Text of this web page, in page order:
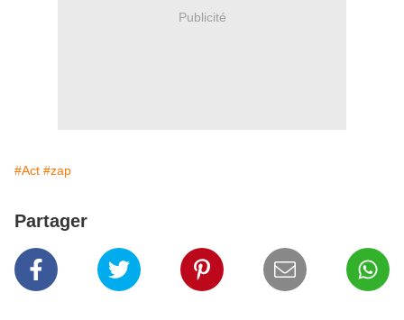
Publicité
#Act #zap
Partager